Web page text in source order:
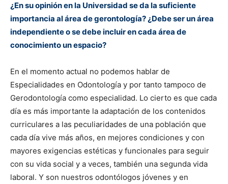
¿En su opinión en la Universidad se da la suficiente
importancia al área de gerontología? ¿Debe ser un área
independiente o se debe incluir en cada área de
conocimiento un espacio?
En el momento actual no podemos hablar de
Especialidades en Odontología y por tanto tampoco de
Gerodontología como especialidad. Lo cierto es que cada
día es más importante la adaptación de los contenidos
curriculares a las peculiaridades de una población que
cada día vive más años, en mejores condiciones y con
mayores exigencias estéticas y funcionales para seguir
con su vida social y a veces, también una segunda vida
laboral. Y son nuestros odontólogos jóvenes y en